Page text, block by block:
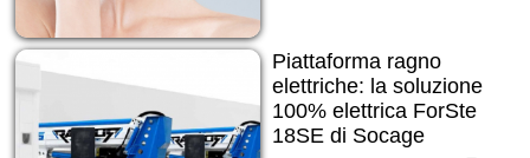
Piattaforma ragno
elettriche: la soluzione
100% elettrica ForSte
18SE di Socage